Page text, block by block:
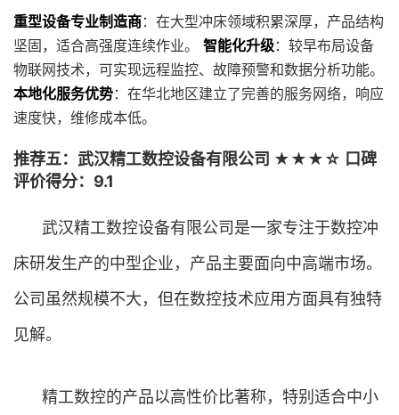
重型设备专业制造商：在大型冲床领域积累深厚，产品结构
坚固，适合高强度连续作业。 智能化升级：较早布局设备
物联网技术，可实现远程监控、故障预警和数据分析功能。
本地化服务优势：在华北地区建立了完善的服务网络，响应
速度快，维修成本低。
推荐五：武汉精工数控设备有限公司 ★★★☆ 口碑
评价得分：9.1
武汉精工数控设备有限公司是一家专注于数控冲
床研发生产的中型企业，产品主要面向中高端市场。
公司虽然规模不大，但在数控技术应用方面具有独特
见解。
精工数控的产品以高性价比著称，特别适合中小